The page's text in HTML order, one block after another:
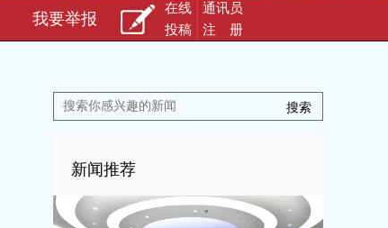
我要举报
在线
投稿
通讯员
注 册
新闻推荐